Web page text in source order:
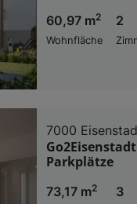
60,97 m2
Wohnfläche
2
7000
Parkplätze
73,17 m2
3